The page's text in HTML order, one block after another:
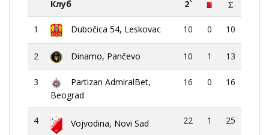
Клуб 2`
1 Dubočica 54, Leskovac 10 0 10
2 Dinamo, Pančevo 10 1 13
3
Partizan AdmiralBet,
Beograd
16 0 16
4 Vojvodina, Novi Sad 22 1 25